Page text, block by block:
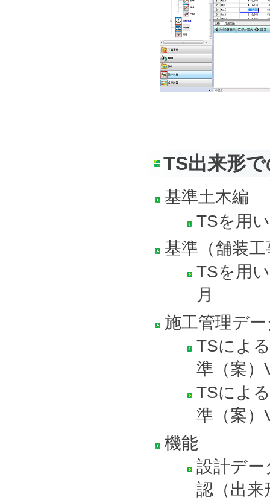
TS出来形
基準土木編
TSを用
基準（舗装
TSを用
月
施工管理デ
TSによ
準（案）
TSによ
準（案）
機能
設計デー
認（出来